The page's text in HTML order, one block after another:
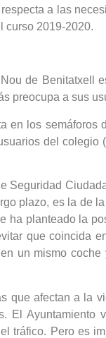
a las
curso 2019-2020.
de Benitatxell
preocupa a sus
los
del
plazo, es la de
ha planteado la
que coincida
un mismo
que afectan a
tráfico. Pero es